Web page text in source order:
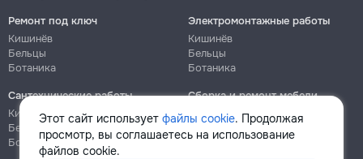
Этот сайт использует файлы cookie. Продолжая
просмотр, вы соглашаетесь на использование
файлов cookie.
Ремонт под ключ
Кишинёв
Бельцы
Ботаника
Электромонтажные работы
Кишинёв
Бельцы
Ботаника
Сантехнические работы
Кишинёв
Бельцы
Ботаника
Сборка и ремонт мебели
Кишинёв
Ботаника